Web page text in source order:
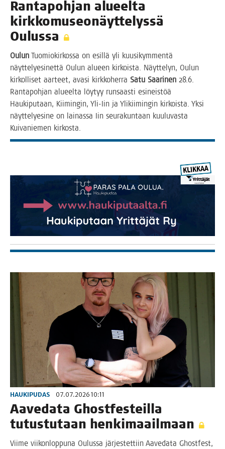
Ran­ta­poh­jan alu­eel­ta
kirk­ko­museo­näyt­te­lys­sä
Oulussa
Oulun Tuo­mio­kir­kos­sa on esil­lä yli kuusi­kym­men­tä
näyt­te­lye­si­net­tä Oulun alu­een kir­kois­ta. Näyt­te­lyn, Oulun
kir­kol­li­set aar­teet, ava­si kirk­ko­her­ra Satu Saa­ri­nen 28.6.
Ran­ta­poh­jan alu­eel­ta löy­tyy run­saas­ti esi­neis­töä
Hau­ki­pu­taan, Kii­min­gin, Yli-Iin ja Yli­kii­min­gin kir­kois­ta. Yksi
näyt­te­lye­si­ne on lai­nas­sa Iin seu­ra­kun­taan kuu­lu­vas­ta
Kui­va­nie­men kirkosta.
HAUKIPUDAS 07.07.2026 10:11
Aave­da­ta Ghost­fes­teil­la
tutus­tu­taan henkimaailmaan
Vii­me vii­kon­lop­pu­na Oulus­sa jär­jes­tet­tiin Aave­da­ta Ghost­fest,